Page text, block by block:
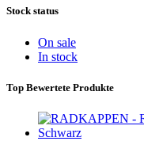
Stock status
On sale
In stock
Top Bewertete Produkte